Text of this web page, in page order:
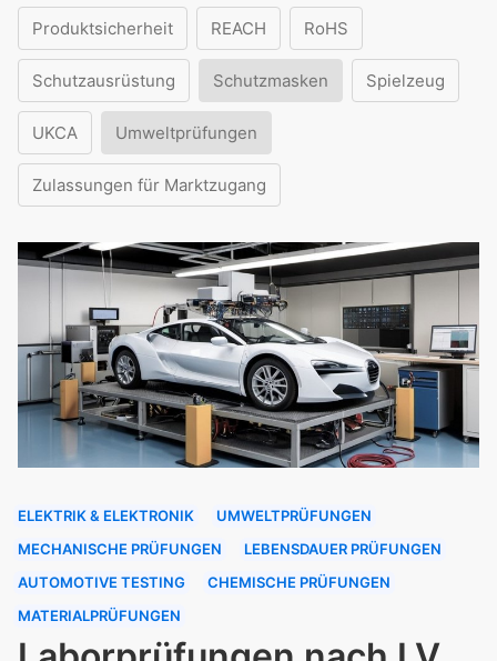
Produktsicherheit REACH RoHS
Schutzausrüstung Schutzmasken Spielzeug
UKCA Umweltprüfungen
Zulassungen für Marktzugang
ELEKTRIK & ELEKTRONIK
UMWELTPRÜFUNGEN
MECHANISCHE PRÜFUNGEN
LEBENSDAUER PRÜFUNGEN
AUTOMOTIVE TESTING
CHEMISCHE PRÜFUNGEN
MATERIALPRÜFUNGEN